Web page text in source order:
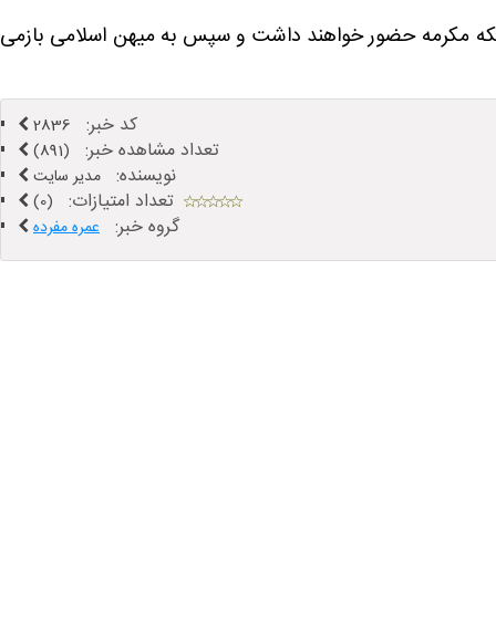
10 روز می باشد و زائران ایرانی 5 روز را در مدینه منوره و 5 روز را در مکه مکرمه حضور خواهند داشت و سپس به میهن اسلامی بازمی
کد خبر:
تعداد مشاهده خبر: (891)
نویسنده: مدیر سایت
تعداد امتیازات:
گروه خبر: عمره مفرده